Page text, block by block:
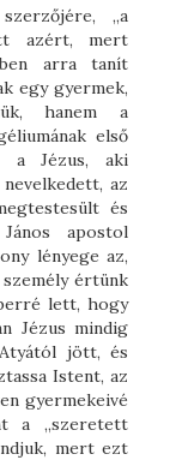
„a
azért, mert
arra tanít
egy gyermek,
hanem a
első
a Jézus, aki
az
és
apostol
lényege az,
értünk
lett, hogy
Jézus mindig
jött, és
Istent, az
gyermekeivé
a „szeretett
mert ezt